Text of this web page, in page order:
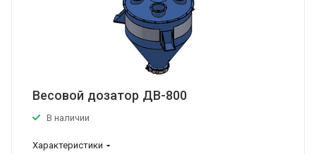
Весовой дозатор ДВ-800
В наличии
Характеристики